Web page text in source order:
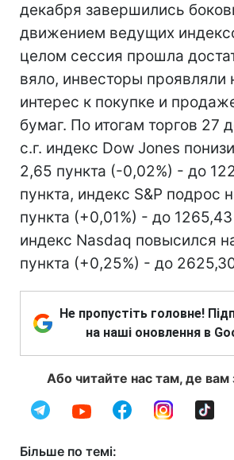
декабря завершились
движением ведущих
целом сессия прошла
вяло, инвесторы проявляли
интерес к покупке и
бумаг. По итогам торгов 27
с.г. индекс Dow Jones
2,65 пункта (-0,02%) - до
пункта, индекс S&P подрос
пункта (+0,01%) - до
индекс Nasdaq повысился
пункта (+0,25%) - до
Не пропустіть головне!
на наші оновлення в
Або читайте нас там, де вам
Більше по темі: